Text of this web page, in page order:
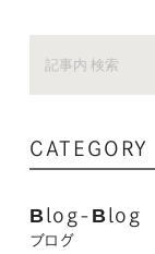
CATEGORY
Blog-Blog
ブログ